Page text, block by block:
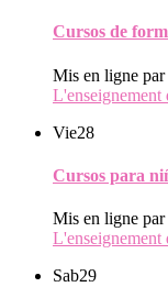
Cursos de
Mis en ligne par
L'enseignement
Vie28
Cursos para
Mis en ligne par
L'enseignement
Sab29